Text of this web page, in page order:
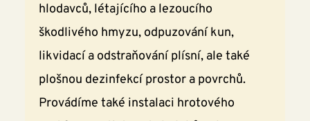
hlodavců, létajícího a lezoucího
škodlivého hmyzu, odpuzování kun,
likvidací a odstraňování plísní, ale také
plošnou dezinfekcí prostor a povrchů.
Provádíme také instalaci hrotového